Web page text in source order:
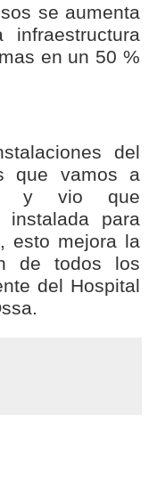
se aumenta
en un 50 %
del
que vamos a
y vio que
instalada para
esto mejora la
de todos los
del Hospital